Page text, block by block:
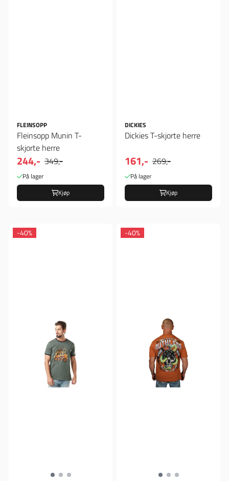
FLEINSOPP
Fleinsopp Munin T-
skjorte herre
244,- 349,-
På lager
Kjøp
DICKIES
Dickies T-skjorte herre
161,- 269,-
På lager
Kjøp
-40% -40%